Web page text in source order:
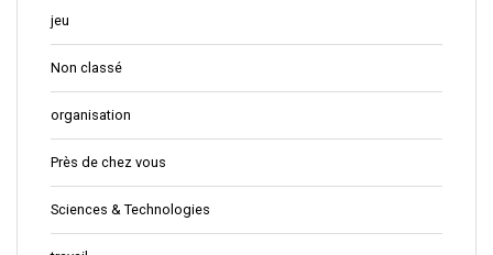
jeu
Non classé
organisation
Près de chez vous
Sciences & Technologies